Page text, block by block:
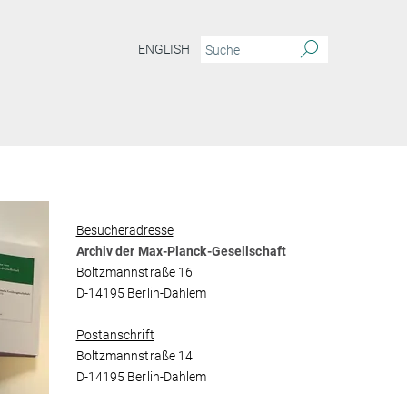
ENGLISH
Besucheradresse
Archiv der Max-Planck-Gesellschaft
Boltzmannstraße 16
D-14195 Berlin-Dahlem
Postanschrift
Boltzmannstraße 14
D-14195 Berlin-Dahlem